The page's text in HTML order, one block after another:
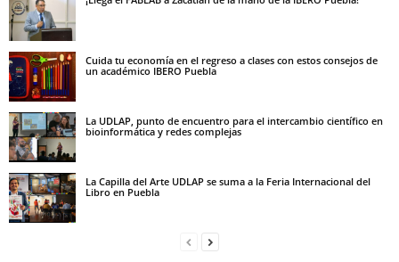
Cuida tu economía en el regreso a clases con estos consejos de
un académico IBERO Puebla
La UDLAP, punto de encuentro para el intercambio científico en
bioinformática y redes complejas
La Capilla del Arte UDLAP se suma a la Feria Internacional del
Libro en Puebla